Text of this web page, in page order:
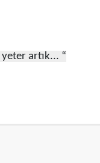
artık... “